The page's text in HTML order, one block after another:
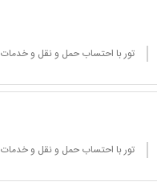
تور با احتساب حمل و نقل و خدمات
تور با احتساب حمل و نقل و خدمات